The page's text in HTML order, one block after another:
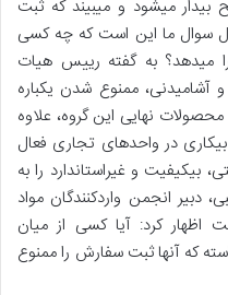
بیدار میشود و میبیند که ثبت
سوال ما این است که چه کسی
میدهد؟ به گفته رییس هیات
آشامیدنی، ممنوع شدن یکباره
نهایی این گروه، علاوه
در واحدهای تجاری فعال
بیکیفیت و غیراستاندارد را به
انجمن واردکنندگان مواد
اظهار کرد: آیا کسی از میان
که آنها ثبت سفارش را ممنوع